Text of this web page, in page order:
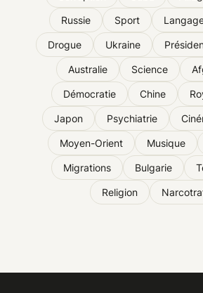
Russie Sport
Drogue Ukraine
Australie Science
Démocratie Chine
Japon Psychiatrie
Moyen-Orient Musique
Migrations Bulgarie
Religion